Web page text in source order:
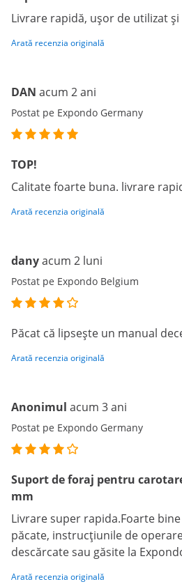
Livrare rapidă, ușor de utilizat
Arată recenzia originală
DAN acum 2 ani
Postat pe Expondo Germany
TOP!
Calitate foarte buna. livrare
Arată recenzia originală
danyacum 2 luni
Postat pe Expondo Belgium
Păcat că lipsește un manual
Arată recenzia originală
Anonimul acum 3 ani
Postat pe Expondo Germany
Suport de foraj pentru
mm
Livrare super rapida.Foarte
păcate, instrucțiunile de
descărcate sau găsite la
Arată recenzia originală